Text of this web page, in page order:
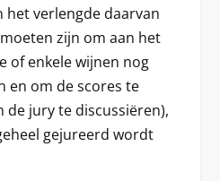
het verlengde daarvan
zijn om aan het
of enkele wijnen nog
en om de scores te
jury te discussiëren),
gejureerd wordt